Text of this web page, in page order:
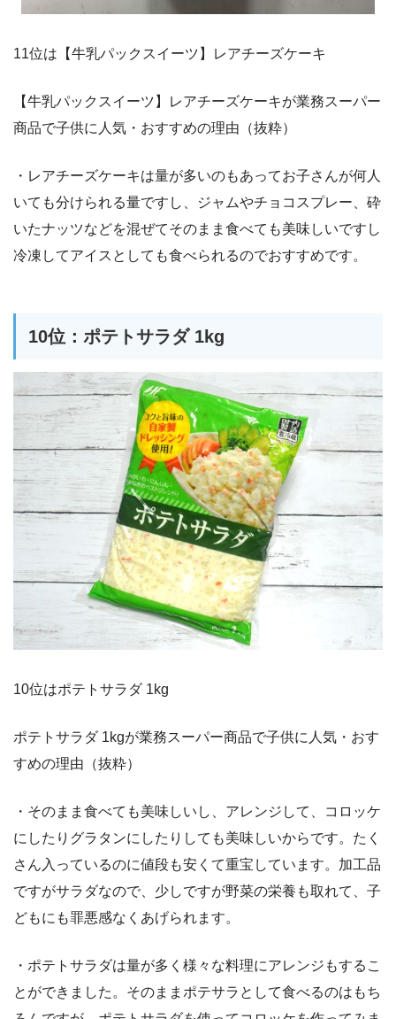
11位は【牛乳パックスイーツ】レアチーズケーキ
【牛乳パックスイーツ】レアチーズケーキが業務スーパー
商品で子供に人気・おすすめの理由（抜粋）
・レアチーズケーキは量が多いのもあってお子さんが何人
いても分けられる量ですし、ジャムやチョコスプレー、砕
いたナッツなどを混ぜてそのまま食べても美味しいですし
冷凍してアイスとしても食べられるのでおすすめです。
10位：ポテトサラダ 1kg
10位はポテトサラダ 1kg
ポテトサラダ 1kgが業務スーパー商品で子供に人気・おす
すめの理由（抜粋）
・そのまま食べても美味しいし、アレンジして、コロッケ
にしたりグラタンにしたりしても美味しいからです。たく
さん入っているのに値段も安くて重宝しています。加工品
ですがサラダなので、少しですが野菜の栄養も取れて、子
どもにも罪悪感なくあげられます。
・ポテトサラダは量が多く様々な料理にアレンジもするこ
とができました。そのままポテサラとして食べるのはもち